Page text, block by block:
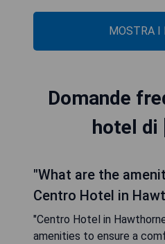
MOSTRA I
Domande
hotel di
"What are the
Centro Hotel in
"Centro Hotel in
amenities to ensure a